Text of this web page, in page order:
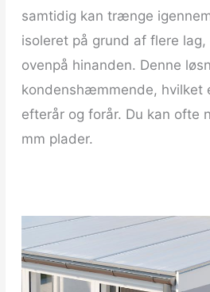
samtidig kan trænge
isoleret på grund af flere
ovenpå hinanden. Denne
kondenshæmmende,
efterår og forår. Du kan ofte
mm plader.